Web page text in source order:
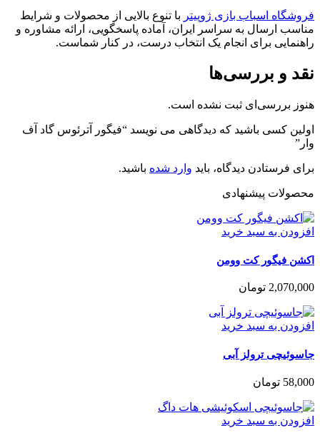
فروشگاه ‌اسباب ‌بازی ‌ژوپیتر ‌با ‌تنوع ‌بالایی ‌از ‌محصولات ‌و ‌شرایط
‌مناسب ‌ارسال ‌به ‌سراسر ‌ایران‌، ‌آماده ‌پاسخگویی‌، ‌ارائه ‌مشاوره ‌و
‌راهنمایی ‌برای ‌انجام ‌یک ‌انتخاب ‌درست‌، ‌در ‌کنار ‌شماست‌.
نقد و بررسی‌ها
هنوز بررسی‌ای ثبت نشده است.
اولین کسی باشید که دیدگاهی می نویسد “فیگور آترئوس گاد آف
وار”
برای فرستادن دیدگاه، باید وارد شده باشید.
محصولات پیشنهادی
افزودن به سبد خرید
اکشن فیگور کت وومن
2,070,000 تومان
افزودن به سبد خرید
جاسوئیچی ترولز آبی
58,000 تومان
افزودن به سبد خرید